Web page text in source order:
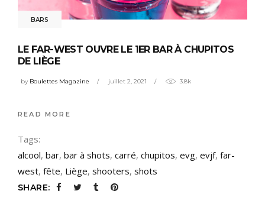
BARS
LE FAR-WEST OUVRE LE 1ER BAR À CHUPITOS
DE LIÈGE
by Boulettes Magazine juillet 2, 2021 3.8k
READ MORE
Tags:
alcool, bar, bar à shots, carré, chupitos, evg, evjf, far-
west, fête, Liège, shooters, shots
SHARE: